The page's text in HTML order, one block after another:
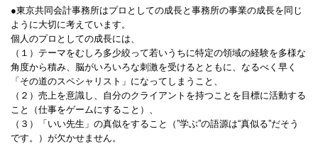
●東京共同会計事務所はプロとしての成長と事務所の事業の成長を同じ
ように大切に考えています。
個人のプロとしての成長には、
（１）テーマをむしろ多少絞って若いうちに特定の領域の経験を多様な
角度から積み、脳がいろいろな刺激を受けるとともに、なるべく早く
「その道のスペシャリスト」になってしまうこと、
（２）売上を意識し、自分のクライアントを持つことを目標に活動する
こと（仕事をゲームにすること）、
（３）「いい先生」の真似をすること（”学ぶ”の語源は“真似る”だそう
です。）が欠かせません。